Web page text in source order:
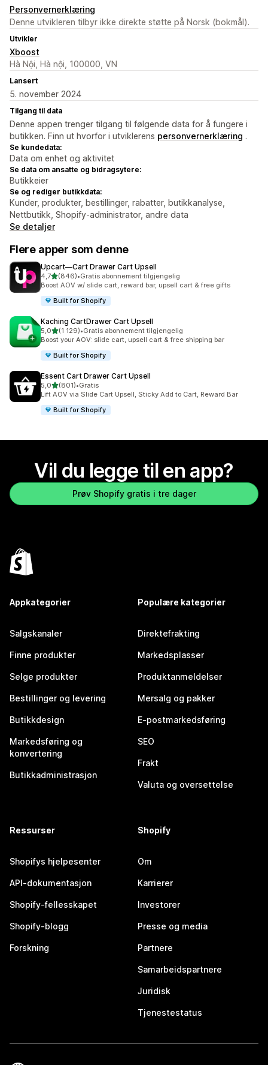
Personvernerklæring
Denne utvikleren tilbyr ikke direkte støtte på Norsk (bokmål).
Utvikler
Xboost
Hà Nội, Hà nội, 100000, VN
Lansert
5. november 2024
Tilgang til data
Denne appen trenger tilgang til følgende data for å fungere i
butikken. Finn ut hvorfor i utviklerens personvernerklæring .
Se kundedata:
Data om enhet og aktivitet
Se data om ansatte og bidragsytere:
Butikkeier
Se og rediger butikkdata:
Kunder, produkter, bestillinger, rabatter, butikkanalyse,
Nettbutikk, Shopify-administrator, andre data
Se detaljer
Flere apper som denne
Upcart—Cart Drawer Cart Upsell
4,7av 5 stjerner
(846)
Totalt 846 omtaler
•Gratis abonnement tilgjengelig
Boost AOV w/ slide cart, reward bar, upsell cart & free gifts
Built for Shopify
Kaching CartDrawer Cart Upsell
5,0av 5 stjerner
(1 129)
Totalt 1129 omtaler
•Gratis abonnement tilgjengelig
Boost your AOV: slide cart, upsell cart & free shipping bar
Built for Shopify
Essent Cart Drawer Cart Upsell
5,0av 5 stjerner
(801)
Totalt 801 omtaler
•Gratis
Lift AOV via Slide Cart Upsell, Sticky Add to Cart, Reward Bar
Built for Shopify
Vil du legge til en app?
Prøv Shopify gratis i tre dager
Appkategorier
Salgskanaler
Finne produkter
Selge produkter
Bestillinger og levering
Butikkdesign
Markedsføring og
konvertering
Butikkadministrasjon
Populære kategorier
Direktefrakting
Markedsplasser
Produktanmeldelser
Mersalg og pakker
E-postmarkedsføring
SEO
Frakt
Valuta og oversettelse
Ressurser
Shopifys hjelpesenter
API-dokumentasjon
Shopify-fellesskapet
Shopify-blogg
Forskning
Shopify
Om
Karrierer
Investorer
Presse og media
Partnere
Samarbeidspartnere
Juridisk
Tjenestestatus